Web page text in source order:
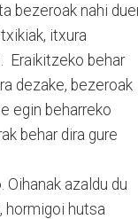
bezeroak nahi
itxura
Eraikitzeko behar
dezake, bezeroak
egin beharreko
behar dira gure
azaldu du
hormigoi hutsa